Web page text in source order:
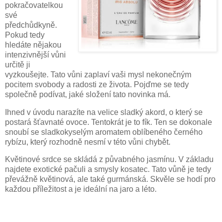
pokračovatelkou
své
předchůdkyně.
Pokud tedy
hledáte nějakou
intenzivnější vůni
určitě ji
vyzkoušejte. Tato vůni zaplaví vaši mysl nekonečným
pocitem svobody a radosti ze života. Pojďme se tedy
společně podívat, jaké složení tato novinka má.
Ihned v úvodu narazíte na velice sladký akord, o který se
postará šťavnaté ovoce. Tentokrát je to fík. Ten se dokonale
snoubí se sladkokyselým aromatem oblíbeného černého
rybízu, který rozhodně nesmí v této vůni chybět.
Květinové srdce se skládá z půvabného jasmínu. V základu
najdete exotické pačuli a smysly kosatec. Tato vůně je tedy
převážně květinová, ale také gurmánská. Skvěle se hodí pro
každou příležitost a je ideální na jaro a léto.